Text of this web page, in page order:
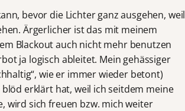
bevor die Lichter ganz ausgehen, weil
Ärgerlicher ist das mit meinem
Blackout auch nicht mehr benutzen
ja logisch ableitet. Mein gehässiger
wie er immer wieder betont)
erklärt hat, weil ich seitdem meine
wird sich freuen bzw. mich weiter